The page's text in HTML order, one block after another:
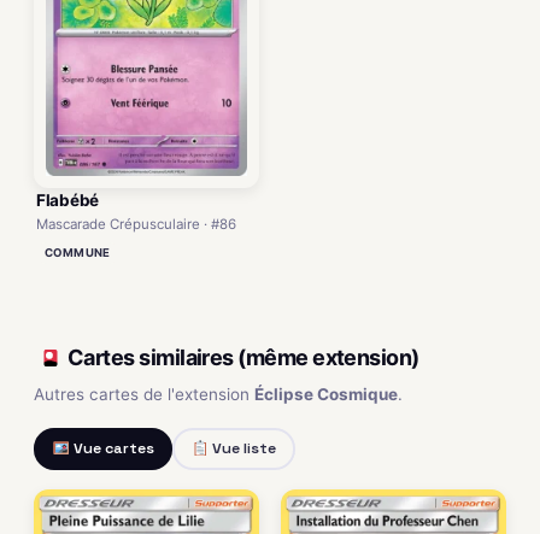
Flabébé
Mascarade Crépusculaire · #86
COMMUNE
Cartes similaires (même extension)
Autres cartes de l'extension Éclipse Cosmique.
Vue cartes Vue liste